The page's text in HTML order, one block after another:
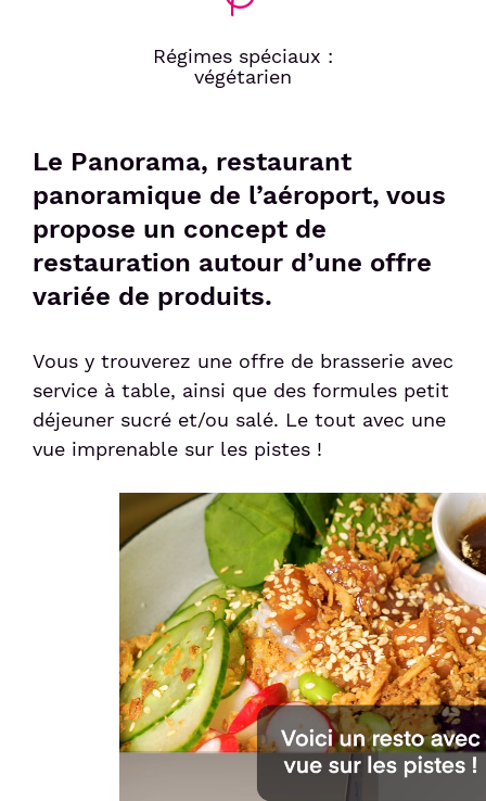
Sénior et PMR
Enfant non-accompagné
Meet & Greet
Régimes spéciaux :
végétarien
Le Panorama, restaurant
panoramique de l’aéroport, vous
propose un concept de
restauration autour d’une offre
variée de produits.
Vous y trouverez une offre de brasserie avec
service à table, ainsi que des formules petit
déjeuner sucré et/ou salé. Le tout avec une
vue imprenable sur les pistes !